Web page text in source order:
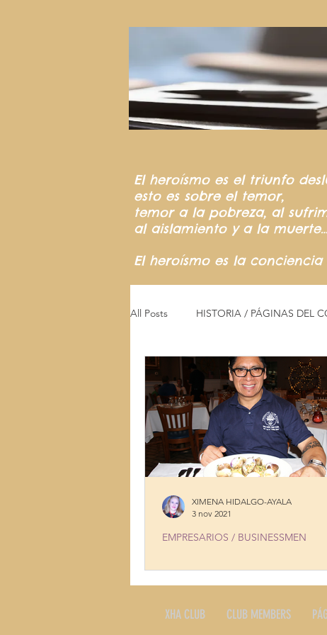
El heroísmo es el triunfo
esto es sobre el temor,
temor a la pobreza, al
al aislamiento y a la muerte…
El heroísmo es la conciencia
All Posts HISTORIA / PÁGINAS DEL
LUGARES MÚSICA
TALENTOS COCINA CON
LITTLE ITALY
EMPRESARIOS / BUSINESSMEN
XIMENA HIDALGO-AYALA
3 nov 2021
XHA CLUB CLUB MEMBERS